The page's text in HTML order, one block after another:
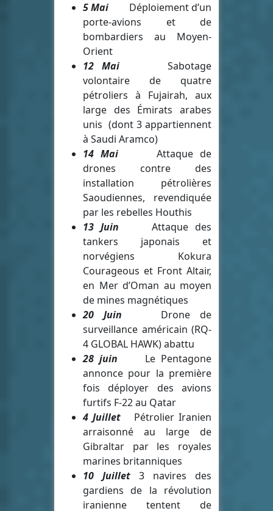
5 Mai
Déploiement d’un
porte-avions et de
bombardiers au Moyen-
Orient
12 Mai
Sabotage
volontaire de quatre
pétroliers à Fujairah, aux
large des Émirats arabes
unis (dont 3 appartiennent
à Saudi Aramco)
14 MaiAttaque de
drones contre des
installation pétrolières
Saoudiennes, revendiquée
par les rebelles Houthis
13 JuinAttaque des
tankers japonais et
norvégiens Kokura
Courageous et Front Altair,
en Mer d’Oman au moyen
de mines magnétiques
20 Juin
Drone de
surveillance américain (RQ-
4 GLOBAL HAWK) abattu
28 juin Le Pentagone
annonce pour la première
fois déployer des avions
furtifs F-22 au Qatar
4 Juillet Pétrolier Iranien
arraisonné au large de
Gibraltar par les royales
marines britanniques
10 Juillet 3 navires des
gardiens de la révolution
iranienne tentent de